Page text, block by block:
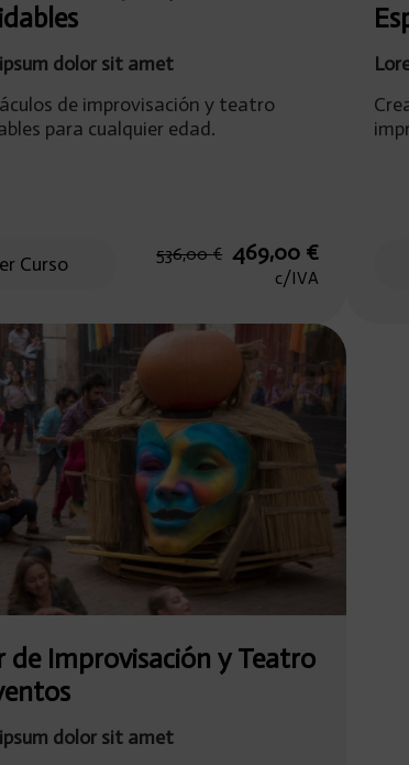
dolor sit amet
de improvisación y teatro
para cualquier edad.
Curso 536,00€
El
precio
era:
536,00 €.
469,00 €El
es:
469,00 €.
c/IVA
de Improvisación y Teatro
dolor sit amet